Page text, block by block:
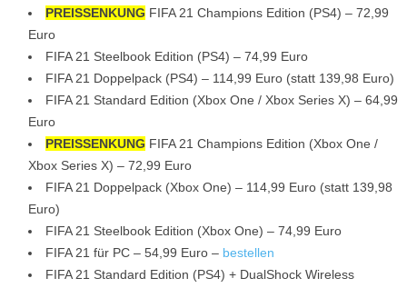
PREISSENKUNG FIFA 21 Champions Edition (PS4) – 72,99
Euro
FIFA 21 Steelbook Edition (PS4) – 74,99 Euro
FIFA 21 Doppelpack (PS4) – 114,99 Euro (statt 139,98 Euro)
FIFA 21 Standard Edition (Xbox One / Xbox Series X) – 64,99
Euro
PREISSENKUNG FIFA 21 Champions Edition (Xbox One /
Xbox Series X) – 72,99 Euro
FIFA 21 Doppelpack (Xbox One) – 114,99 Euro (statt 139,98
Euro)
FIFA 21 Steelbook Edition (Xbox One) – 74,99 Euro
FIFA 21 für PC – 54,99 Euro – bestellen
FIFA 21 Standard Edition (PS4) + DualShock Wireless